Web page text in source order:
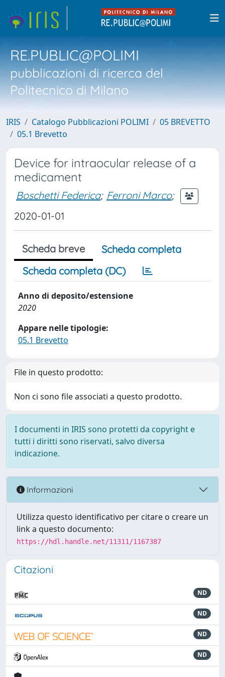
RE.PUBLIC@POLIMI
pubblicazioni di ricerca del
Politecnico di Milano
IRIS Catalogo Pubblicazioni POLIMI
05 BREVETTO
05.1 Brevetto
Device for intraocular release of a
medicament
Boschetti Federica; Ferroni Marco;
2020-01-01
Scheda breve
Scheda completa
Scheda completa (DC)
Anno di deposito/estensione
2020
Appare nelle tipologie:
05.1 Brevetto
File in questo prodotto:
Non ci sono file associati a questo prodotto.
I documenti in IRIS sono protetti da copyright e
tutti i diritti sono riservati, salvo diversa
indicazione.
Informazioni
Utilizza questo identificativo per citare o creare un
link a questo documento:
https://hdl.handle.net/11311/1167387
Citazioni
ND
ND
ND
ND